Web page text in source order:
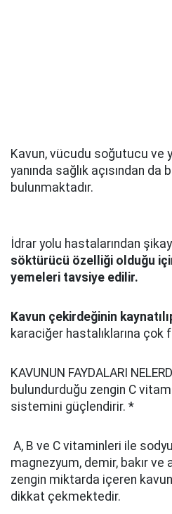
Kavun, vücudu soğutucu ve
yanında sağlık açısından da
bulunmaktadır.
İdrar yolu hastalarından
söktürücü özelliği olduğu
yemeleri tavsiye edilir.
Kavun çekirdeğinin
karaciğer hastalıklarına çok
KAVUNUN FAYDALARI
bulundurduğu zengin C
sistemini güçlendirir. *
A, B ve C vitaminleri ile
magnezyum, demir, bakır
zengin miktarda içeren
dikkat çekmektedir.